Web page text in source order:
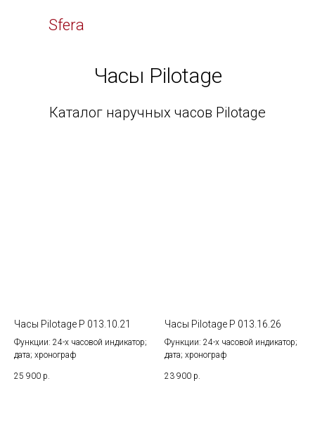
Sfera
Часы Pilotage
Каталог наручных часов Pilotage
Часы Pilotage P 013.10.21
Функции: 24-х часовой индикатор;
дата; хронограф
25 900 р.
Часы Pilotage P 013.16.26
Функции: 24-х часовой индикатор;
дата; хронограф
23 900 р.